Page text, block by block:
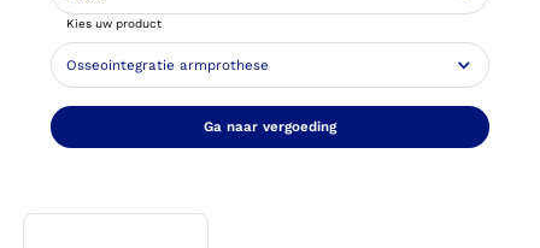
Kies uw product
Ga naar vergoeding